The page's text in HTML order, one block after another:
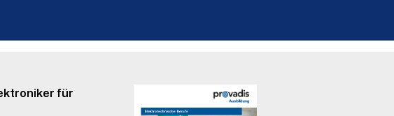
für